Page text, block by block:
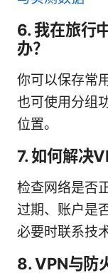
6. 我在旅行
办？
你可以保存常
也可使用分组
位置。
7. 如何解决
检查网络是否
过期、账户是
必要时联系技
8. VPN与防